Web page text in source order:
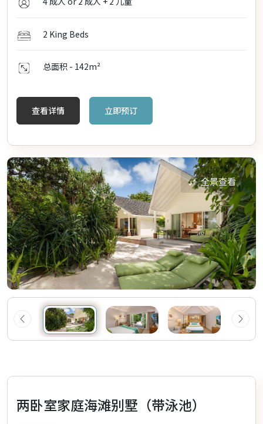
2 King Beds
总面积 - 142m²
查看详情 立即预订
全景查看
两卧室家庭海滩别墅（带泳池）